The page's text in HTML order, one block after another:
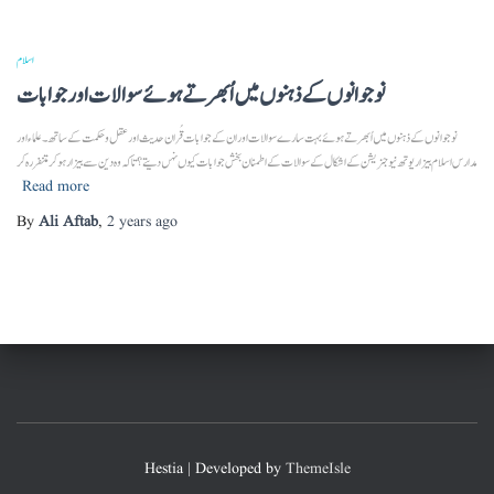
اسلام
نوجوانوں کے ذہنوں میں اُبھرتے ہوئے سوالات اور جوابات
نوجوانوں کے ذہنوں میں اُبھرتے ہوئے بہت سارے سوالات اور ان کے جوابات قُران حدیث اور عقل و حکمت کے ساتھ۔ علماء اور
مدارس اسلام بیزار یوتھ نیو جنریشن کے اشکال کے سوالات کے اطمنان بخش جوابات کیوں نہں دیتے؟ تاکہ وہ دین سے بیزار ہو کر متنفر رہ کر
Read more
By Ali Aftab, 2 years ago
Hestia | Developed by ThemeIsle